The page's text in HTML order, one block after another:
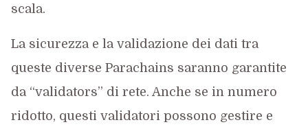
scala.
La sicurezza e la validazione dei dati tra
queste diverse Parachains saranno garantite
da “validators” di rete. Anche se in numero
ridotto, questi validatori possono gestire e